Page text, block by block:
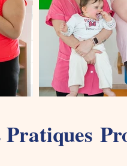
Pratiques